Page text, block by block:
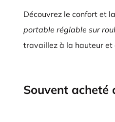
Découvrez le confort et
portable réglable sur
travaillez à la hauteur et
Souvent acheté